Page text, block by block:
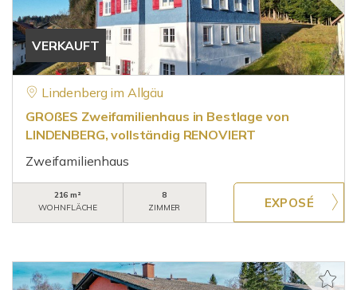
VERKAUFT
Lindenberg im Allgäu
GROßES Zweifamilienhaus in Bestlage von
LINDENBERG, vollständig RENOVIERT
Zweifamilienhaus
216 m²
WOHNFLÄCHE
8
ZIMMER